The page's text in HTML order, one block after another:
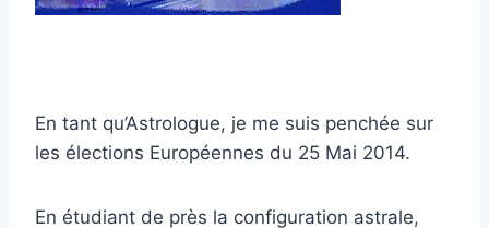
En tant qu’Astrologue, je me suis penchée sur
les élections Européennes du 25 Mai 2014.
En étudiant de près la configuration astrale,